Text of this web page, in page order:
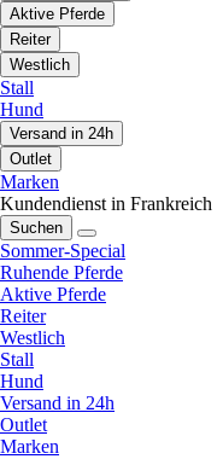
Aktive Pferde
Reiter
Westlich
Stall
Hund
Versand in 24h
Outlet
Marken
Kundendienst in Frankreich
Suchen
Sommer-Special
Ruhende Pferde
Aktive Pferde
Reiter
Westlich
Stall
Hund
Versand in 24h
Outlet
Marken